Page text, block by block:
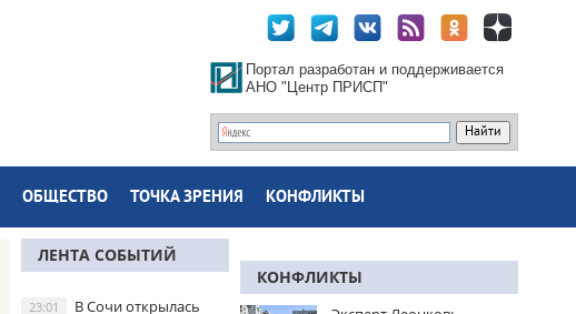
Портал разработан и поддерживается
АНО "Центр ПРИСП"
ОБЩЕСТВО ТОЧКА ЗРЕНИЯ КОНФЛИКТЫ
ЛЕНТА СОБЫТИЙ
В Сочи открылась
23:01
КОНФЛИКТЫ